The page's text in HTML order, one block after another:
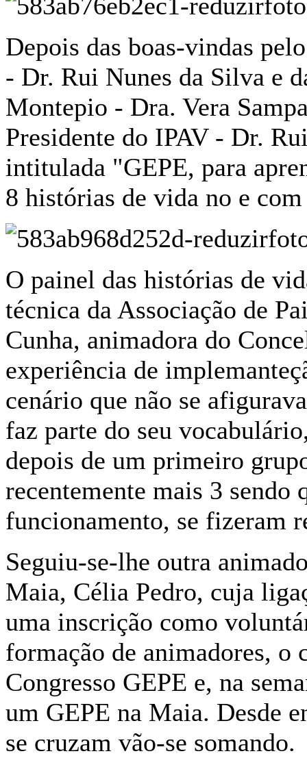
Depois das boas-vindas
- Dr. Rui Nunes da Silva e
Montepio - Dra. Vera
Presidente do IPAV - Dr.
intitulada "GEPE, para
8 histórias de vida no e
O painel das histórias de
técnica da Associação de
Cunha, animadora do
experiência de
cenário que não se
faz parte do seu
depois de um primeiro
recentemente mais 3 sendo
funcionamento, se fizeram
Seguiu-se-lhe outra
Maia, Célia Pedro, cuja
uma inscrição como
formação de animadores,
Congresso GEPE e, na
um GEPE na Maia. Desde
se cruzam vão-se somando.